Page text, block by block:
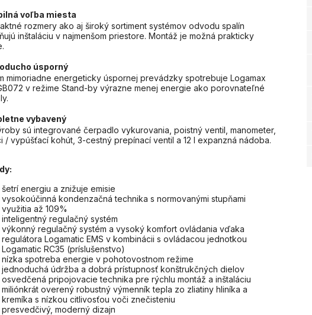
voľba miesta
rozmery ako aj široký sortiment systémov odvodu spalín
inštaláciu v najmenšom priestore. Montáž je možná prakticky
úsporný
mimoriadne energeticky úspornej prevádzky spotrebuje Logamax
v režime Stand-by výrazne menej energie ako porovnateľné
vybavený
sú integrované čerpadlo vykurovania, poistný ventil, manometer,
/ vypúšťací kohút, 3-cestný prepínací ventil a 12 l expanzná nádoba.
šetrí energiu a znižuje emisie
vysokoúčinná kondenzačná technika s normovanými stupňami
využitia až 109%
inteligentný regulačný systém
výkonný regulačný systém a vysoký komfort ovládania vďaka
regulátora Logamatic EMS v kombinácii s ovládacou jednotkou
Logamatic RC35 (príslušenstvo)
nízka spotreba energie v pohotovostnom režime
jednoduchá údržba a dobrá prístupnosť konštrukčných dielov
osvedčená pripojovacie technika pre rýchlu montáž a inštaláciu
miliónkrát overený robustný výmenník tepla zo zliatiny hliníka a
kremíka s nízkou citlivosťou voči znečisteniu
presvedčivý, moderný dizajn